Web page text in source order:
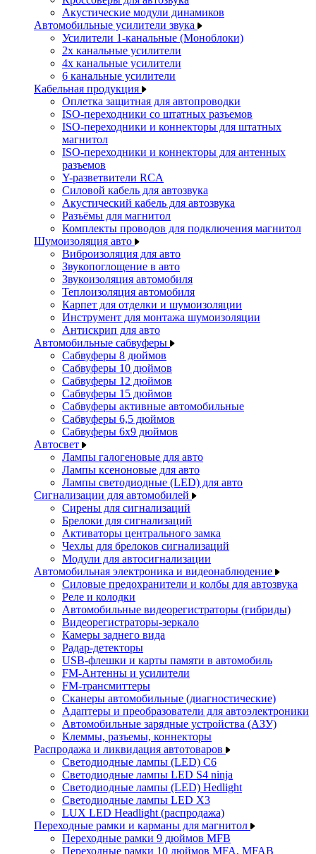
Акустические модули динамиков
Автомобильные усилители звука
Усилители 1-канальные (Моноблоки)
2х канальные усилители
4х канальные усилители
6 канальные усилители
Кабельная продукция
Оплетка защитная для автопроводки
ISO-переходники со штатных разъемов
ISO-переходники и коннекторы для штатных
магнитол
ISO-переходники и коннекторы для антенных
разъемов
Y-разветвители RCA
Силовой кабель для автозвука
Акустический кабель для автозвука
Разъёмы для магнитол
Комплекты проводов для подключения магнитол
Шумоизоляция авто
Виброизоляция для авто
Звукопоглощение в авто
Звукоизоляция автомобиля
Теплоизоляция автомобиля
Карпет для отделки и шумоизоляции
Инструмент для монтажа шумоизоляции
Антискрип для авто
Автомобильные сабвуферы
Сабвуферы 8 дюймов
Сабвуферы 10 дюймов
Сабвуферы 12 дюймов
Сабвуферы 15 дюймов
Сабвуферы активные автомобильные
Сабвуферы 6,5 дюймов
Сабвуферы 6x9 дюймов
Автосвет
Лампы галогеновые для авто
Лампы ксеноновые для авто
Лампы светодиодные (LED) для авто
Сигнализации для автомобилей
Сирены для сигнализаций
Брелоки для сигнализаций
Активаторы центрального замка
Чехлы для брелоков сигнализаций
Модули для автосигнализации
Автомобильная электроника и видеонаблюдение
Силовые предохранители и колбы для автозвука
Реле и колодки
Автомобильные видеорегистраторы (гибриды)
Видеорегистраторы-зеркало
Камеры заднего вида
Радар-детекторы
USB-флешки и карты памяти в автомобиль
FM-Антенны и усилители
FM-трансмиттеры
Сканеры автомобильные (диагностические)
Адаптеры и преобразователи для автоэлектроники
Автомобильные зарядные устройства (АЗУ)
Клеммы, разъемы, коннекторы
Распродажа и ликвидация автотоваров
Светодиодные лампы (LED) C6
Светодиодные лампы LED S4 ninja
Светодиодные лампы (LED) Hedlight
Светодиодные лампы LED X3
LUX LED Headlight (распродажа)
Переходные рамки и карманы для магнитол
Переходные рамки 9 дюймов MFB
Переходные рамки 10 дюймов MFA, MFAB